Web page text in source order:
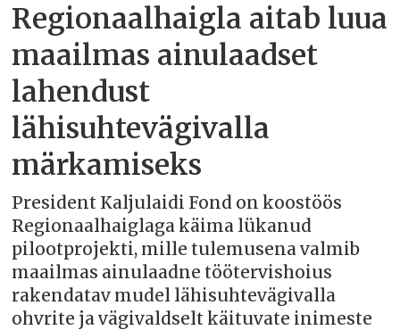
Regionaalhaigla aitab luua
maailmas ainulaadset
lahendust
lähisuhtevägivalla
märkamiseks
President Kaljulaidi Fond on koostöös
Regionaalhaiglaga käima lükanud
pilootprojekti, mille tulemusena valmib
maailmas ainulaadne töötervishoius
rakendatav mudel lähisuhtevägivalla
ohvrite ja vägivaldselt käituvate inimeste